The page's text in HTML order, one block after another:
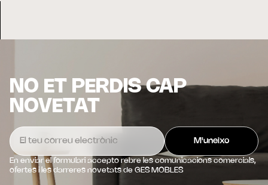
NO ET PERDIS CAP
NOVETAT
En enviar el formulari accepto rebre les comunicacions comercials,
ofertes i les darreres novetats de GES MOBLES